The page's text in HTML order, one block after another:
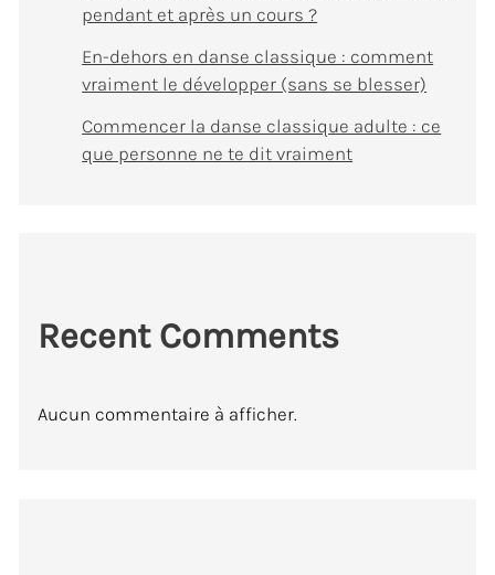
pendant et après un cours ?
En-dehors en danse classique : comment
vraiment le développer (sans se blesser)
Commencer la danse classique adulte : ce
que personne ne te dit vraiment
Recent Comments
Aucun commentaire à afficher.